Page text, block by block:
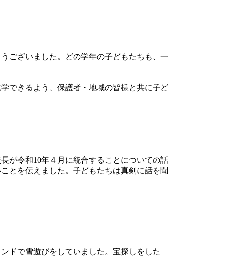
ございました。どの学年の子どもたちも、一
できるよう、保護者・地域の皆様と共に子ど
が令和10年４月に統合することについての話
とを伝えました。子どもたちは真剣に話を聞
ドで雪遊びをしていました。宝探しをした